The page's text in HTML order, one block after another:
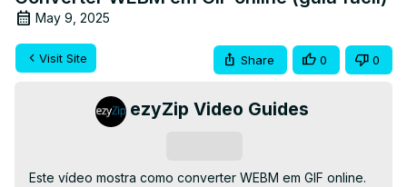
May 9, 2025
Visit Site Share 0 0
ezyZip Video Guides
Este vídeo mostra como converter WEBM em GIF online.